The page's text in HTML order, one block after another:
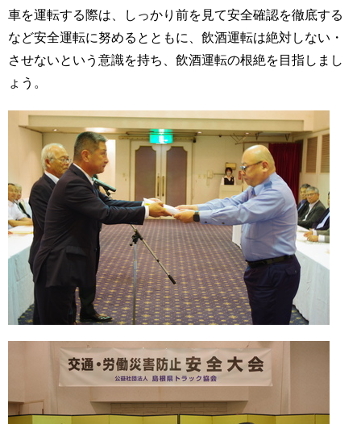
車を運転する際は、しっかり前を見て安全確認を徹底する
など安全運転に努めるとともに、飲酒運転は絶対しない・
させないという意識を持ち、飲酒運転の根絶を目指しまし
ょう。